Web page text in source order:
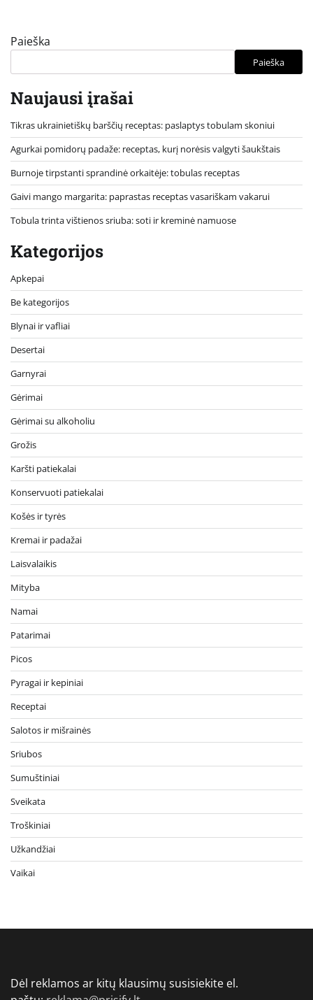
Paieška
Paieška
Naujausi įrašai
Tikras ukrainietiškų barščių receptas: paslaptys tobulam skoniui
Agurkai pomidorų padaže: receptas, kurį norėsis valgyti šaukštais
Burnoje tirpstanti sprandinė orkaitėje: tobulas receptas
Gaivi mango margarita: paprastas receptas vasariškam vakarui
Tobula trinta vištienos sriuba: soti ir kreminė namuose
Kategorijos
Apkepai
Be kategorijos
Blynai ir vafliai
Desertai
Garnyrai
Gėrimai
Gėrimai su alkoholiu
Grožis
Karšti patiekalai
Konservuoti patiekalai
Košės ir tyrės
Kremai ir padažai
Laisvalaikis
Mityba
Namai
Patarimai
Picos
Pyragai ir kepiniai
Receptai
Salotos ir mišrainės
Sriubos
Sumuštiniai
Sveikata
Troškiniai
Užkandžiai
Vaikai
Dėl reklamos ar kitų klausimų susisiekite el.